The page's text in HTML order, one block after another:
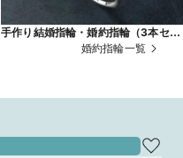
手作り結婚指輪・婚約指輪（3本セッ
ト） ワックス制作コース
婚約指輪一覧